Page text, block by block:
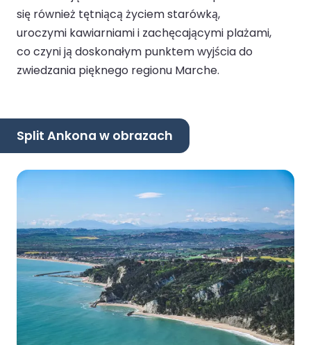
się również tętniącą życiem starówką,
uroczymi kawiarniami i zachęcającymi plażami,
co czyni ją doskonałym punktem wyjścia do
zwiedzania pięknego regionu Marche.
Split Ankona w obrazach